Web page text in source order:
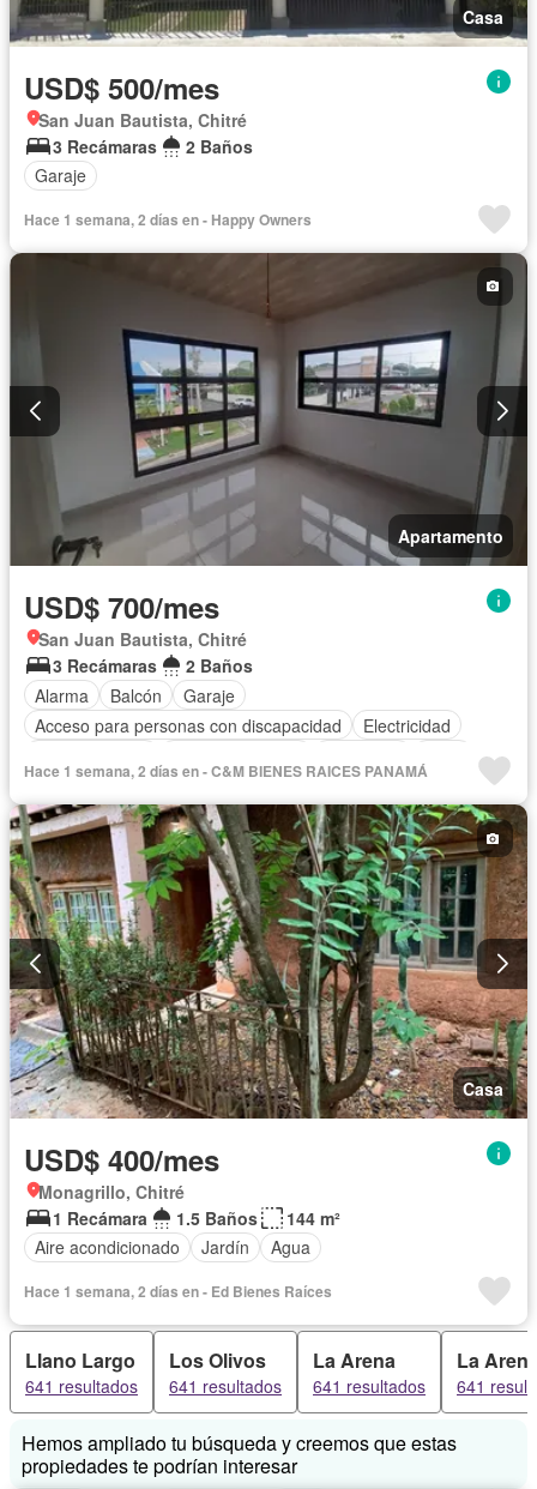
Casa
USD$ 500/mes
San Juan Bautista, Chitré
3 Recámaras
2 Baños
Garaje
Hace 1 semana, 2 días en - Happy Owners
Apartamento
USD$ 700/mes
San Juan Bautista, Chitré
3 Recámaras
2 Baños
Alarma
Balcón
Garaje
Acceso para personas con discapacidad
Electricidad
Hace 1 semana, 2 días en - C&M BIENES RAICES PANAMÁ
Casa
USD$ 400/mes
Monagrillo, Chitré
1 Recámara
1.5 Baños
144 m²
Aire acondicionado
Jardín Agua
Hace 1 semana, 2 días en - Ed Bienes Raíces
Llano Largo
641 resultados
Los Olivos
641 resultados
La Arena
641 resultados
La
641
Hemos ampliado tu búsqueda y creemos que estas
propiedades te podrían interesar